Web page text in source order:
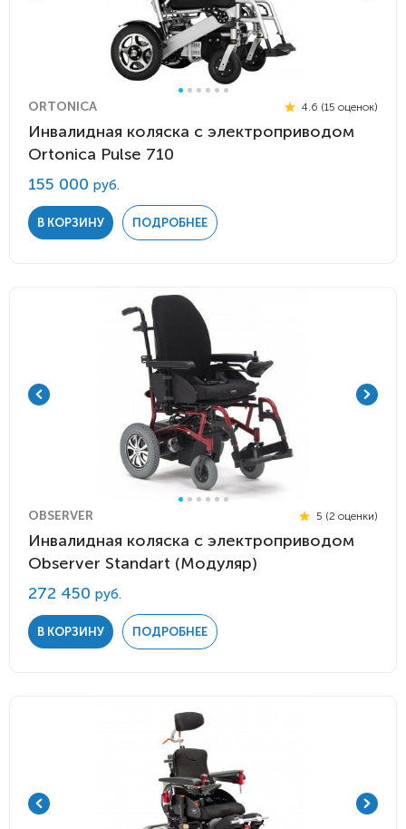
ORTONICA 4.6 (15 оценок)
Инвалидная коляска с электроприводом
Ortonica Pulse 710
155 000 руб.
В КОРЗИНУ ПОДРОБНЕЕ
OBSERVER 5 (2 оценки)
Инвалидная коляска с электроприводом
Observer Standart (Модуляр)
272 450 руб.
В КОРЗИНУ ПОДРОБНЕЕ